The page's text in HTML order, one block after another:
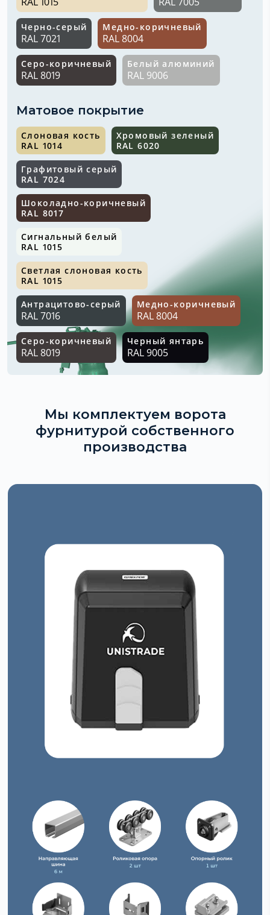
Черно-серый
RAL 7021
Медно-коричневый
RAL 8004
Серо-коричневый
RAL 8019
Белый алюминий
RAL 9006
Матовое покрытие
Слоновая кость
RAL 1014
Хромовый зеленый
RAL 6020
Графитовый серый
RAL 7024
Шоколадно-коричневый
RAL 8017
Сигнальный белый
RAL 1015
Светлая слоновая кость
RAL 1015
Антрацитово-серый
RAL 7016
Медно-коричневый
RAL 8004
Серо-коричневый
RAL 8019
Черный янтарь
RAL 9005
Мы комплектуем ворота
фурнитурой собственного
производства